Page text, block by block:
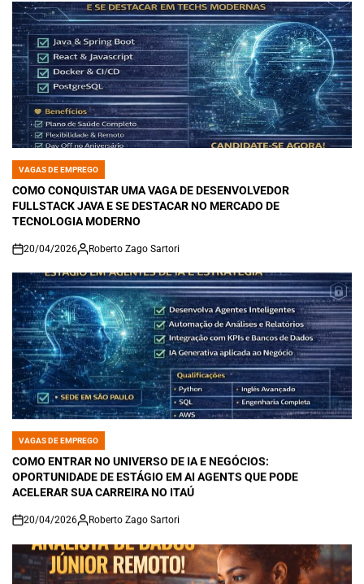
POSTED
IN
VAGAS DE EMPREGO
COMO CONQUISTAR UMA VAGA DE DESENVOLVEDOR
FULLSTACK JAVA E SE DESTACAR NO MERCADO DE
TECNOLOGIA MODERNO
on
20/04/2026 Roberto Zago Sartori
POSTED
IN
VAGAS DE EMPREGO
COMO ENTRAR NO UNIVERSO DE IA E NEGÓCIOS:
OPORTUNIDADE DE ESTÁGIO EM AI AGENTS QUE PODE
ACELERAR SUA CARREIRA NO ITAÚ
on
20/04/2026 Roberto Zago Sartori